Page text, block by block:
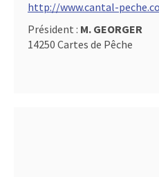
http://www.cantal-
Président : M. GEORGER
14250 Cartes de Pêche